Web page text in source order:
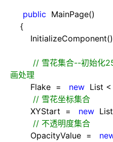
public MainPage()
{
// 雪花集合--初始化
画处理
Flake = new List <
// 雪花坐标集合
XYStart = new List
// 不透明度集合
OpacityValue =